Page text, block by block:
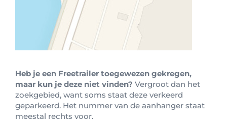
Heb je een Freetrailer toegewezen gekregen,
maar kun je deze niet vinden? Vergroot dan het
zoekgebied, want soms staat deze verkeerd
geparkeerd. Het nummer van de aanhanger staat
meestal rechts voor.